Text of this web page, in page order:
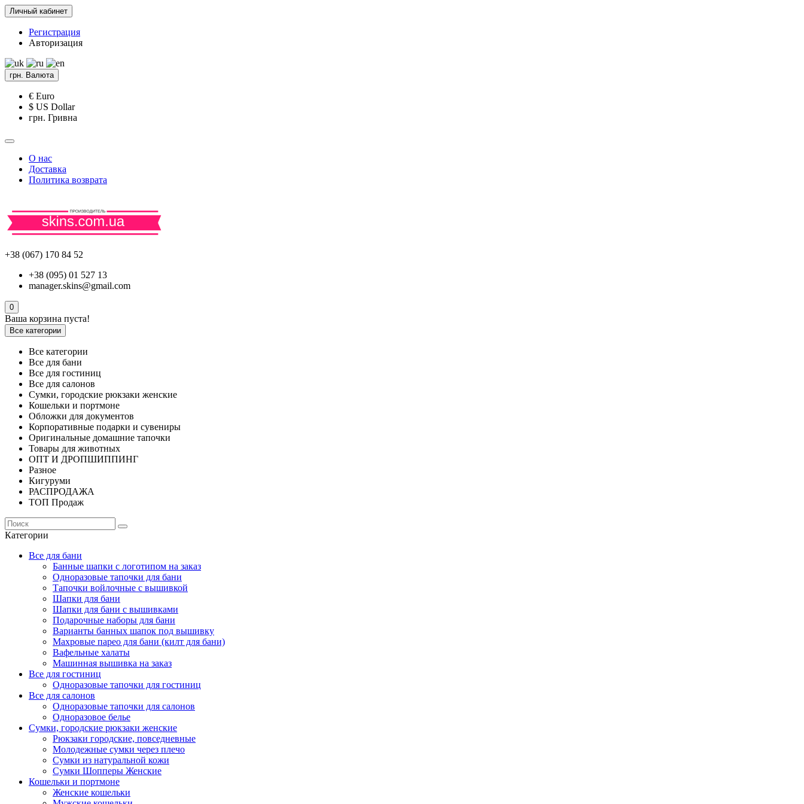
Личный кабинет
Регистрация
Авторизация
грн. Валюта
€ Euro
$ US Dollar
грн. Гривна
О нас
Доставка
Политика возврата
+38 (067) 170 84 52
+38 (095) 01 527 13
manager.skins@gmail.com
0
Ваша корзина пуста!
Все категории
Все категории
Все для бани
Все для гостиниц
Все для салонов
Сумки, городские рюкзаки женские
Кошельки и портмоне
Обложки для документов
Корпоративные подарки и сувениры
Оригинальные домашние тапочки
Товары для животных
ОПТ И ДРОПШИППИНГ
Разное
Кигуруми
РАСПРОДАЖА
ТОП Продаж
Категории
Все для бани
Банные шапки с логотипом на заказ
Одноразовые тапочки для бани
Тапочки войлочные с вышивкой
Шапки для бани
Шапки для бани с вышивками
Подарочные наборы для бани
Варианты банных шапок под вышивку
Махровые парео для бани (килт для бани)
Вафельные халаты
Машинная вышивка на заказ
Все для гостиниц
Одноразовые тапочки для гостиниц
Все для салонов
Одноразовые тапочки для салонов
Одноразовое белье
Сумки, городские рюкзаки женские
Рюкзаки городские, повседневные
Молодежные сумки через плечо
Сумки из натуральной кожи
Сумки Шопперы Женские
Кошельки и портмоне
Женские кошельки